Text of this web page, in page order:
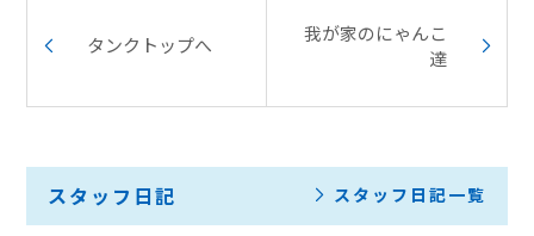
タンクトップへ
我が家のにゃんこ
達
スタッフ日記 スタッフ日記一覧